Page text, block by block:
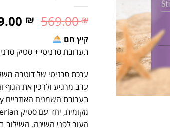
569.00₪
₪
קיץ חם
תערובת סרניטי + סטיק
ערכתסרניטי שלדוטרה
ערב מרגיע ולהכיןאת הגוף
תערובת השמנים האתריים
מקומית, יחד עםסטיק
העורלפני השינה. השילוב